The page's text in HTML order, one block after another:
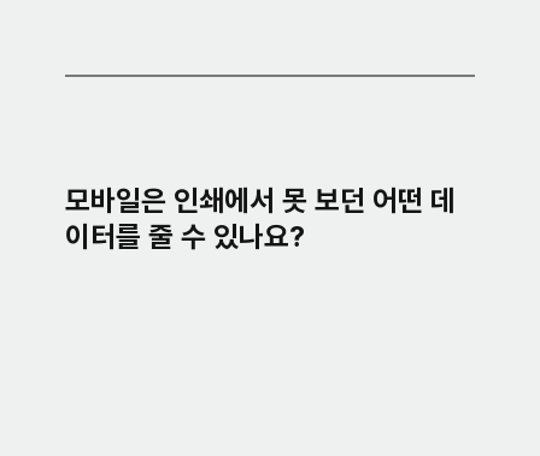
모바일은 인쇄에서 못 보던 어떤 데
이터를 줄 수 있나요?